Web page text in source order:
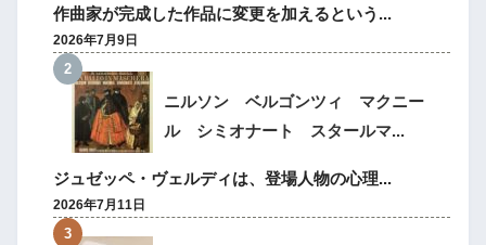
作曲家が完成した作品に変更を加えるという...
2026年7月9日
ニルソン ベルゴンツィ マクニー
ル シミオナート スタールマ...
ジュゼッペ・ヴェルディは、登場人物の心理...
2026年7月11日